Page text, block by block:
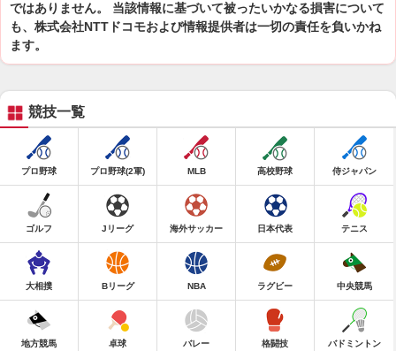
ではありません。 当該情報に基づいて被ったいかなる損害について
も、株式会社NTTドコモおよび情報提供者は一切の責任を負いかね
ます。
競技一覧
プロ野球 プロ野球(2軍) MLB 高校野球 侍ジャパン
ゴルフ Jリーグ 海外サッカー 日本代表 テニス
大相撲 Bリーグ NBA ラグビー 中央競馬
地方競馬 卓球 バレー 格闘技 バドミントン